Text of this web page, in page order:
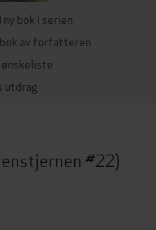
bok i serien
av forfatteren
utdrag
#22)